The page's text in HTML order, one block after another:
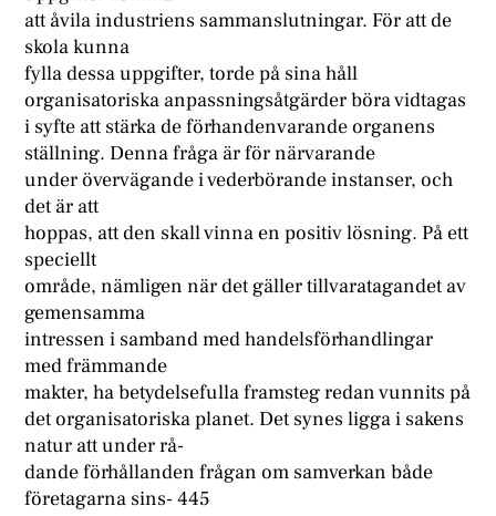
att åvila industriens sammanslutningar. För att de
skola kunna
fylla dessa uppgifter, torde på sina håll
organisatoriska anpassningsåtgärder böra vidtagas
i syfte att stärka de förhandenvarande organens
ställning. Denna fråga är för närvarande
under övervägande i vederbörande instanser, och
det är att
hoppas, att den skall vinna en positiv lösning. På ett
speciellt
område, nämligen när det gäller tillvaratagandet av
gemensamma
intressen i samband med handelsförhandlingar
med främmande
makter, ha betydelsefulla framsteg redan vunnits på
det organisatoriska planet. Det synes ligga i sakens
natur att under rå-
dande förhållanden frågan om samverkan både
företagarna sins- 445